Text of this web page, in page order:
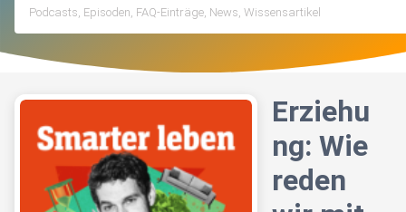
Erziehu
ng: Wie
reden